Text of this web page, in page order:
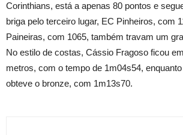
Corinthians, está a apenas 80 pontos e
briga pelo terceiro lugar, EC Pinheiros, com
Paineiras, com 1065, também travam um
No estilo de costas, Cássio Fragoso ficou
metros, com o tempo de 1m04s54,
obteve o bronze, com 1m13s70.